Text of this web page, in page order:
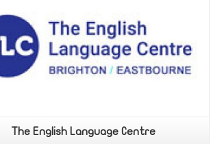
The English Language Centre